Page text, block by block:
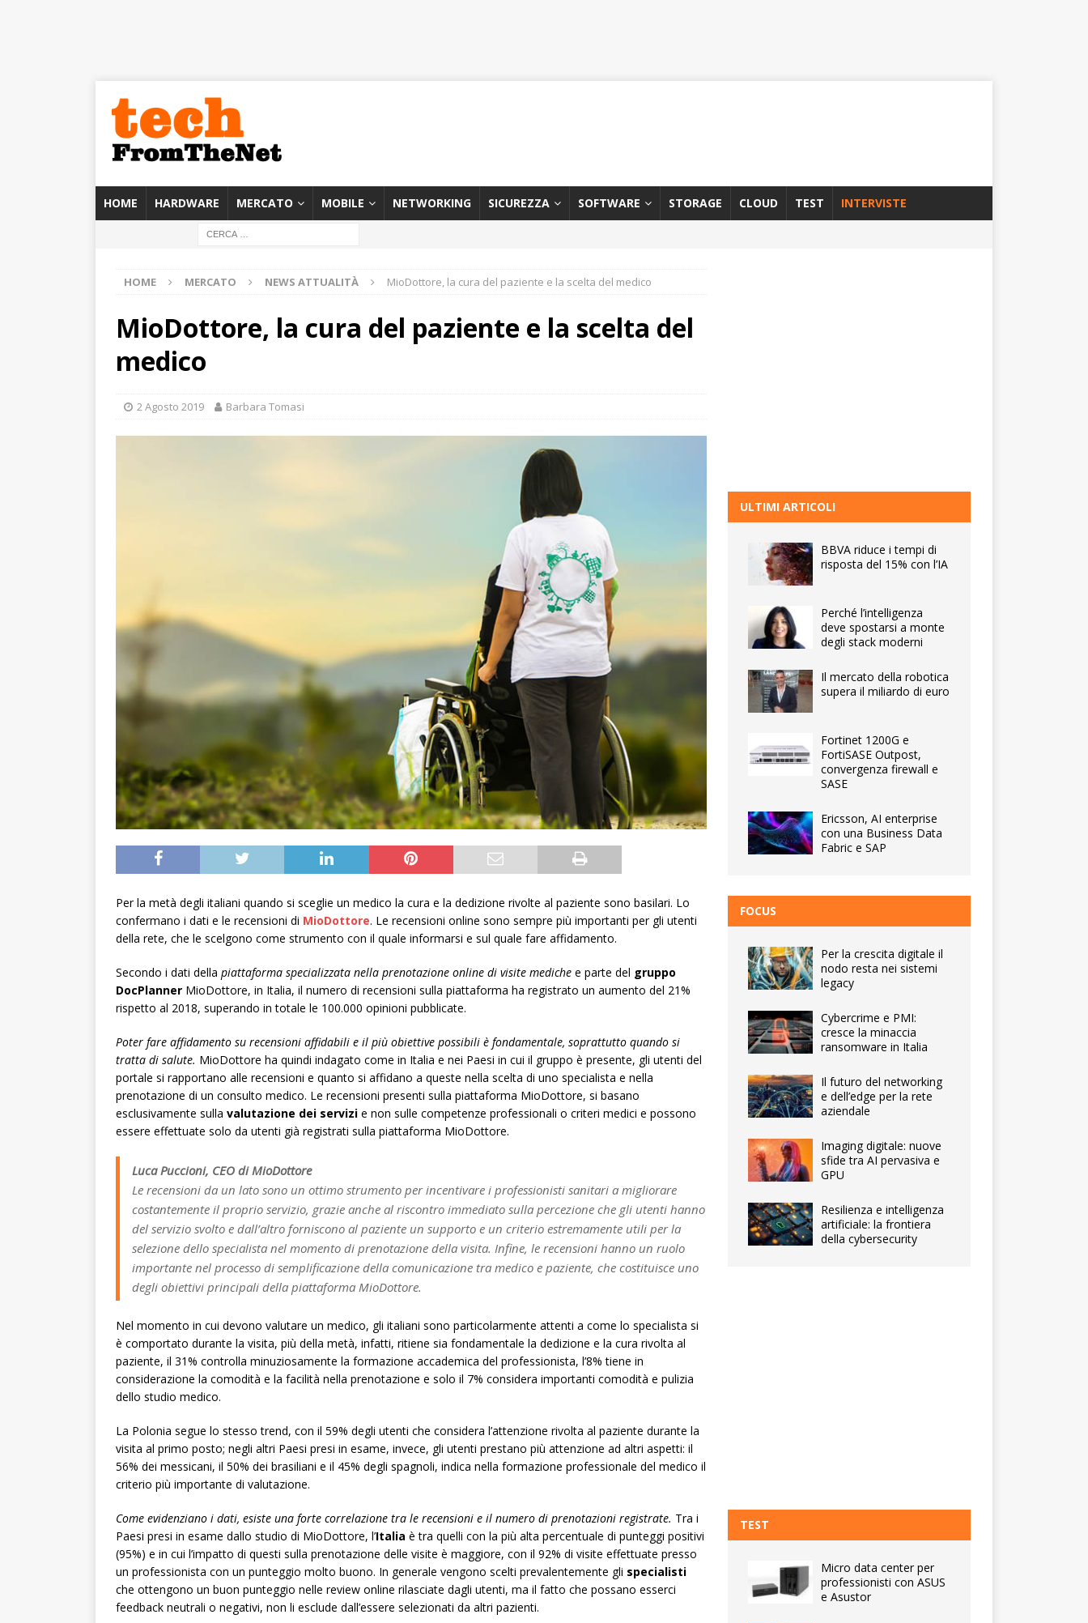
HOME HARDWARE MERCATO MOBILE NETWORKING SICUREZZA SOFTWARE STORAGE CLOUD TEST INTERVISTE
HOME MERCATO NEWS ATTUALITÀ MioDottore, la cura del paziente e la scelta del medico
MioDottore, la cura del paziente e la scelta del
medico
2 Agosto 2019 Barbara Tomasi
Per la metà degli italiani quando si sceglie un medico la cura e la dedizione rivolte al paziente sono basilari. Lo
confermano i dati e le recensioni di MioDottore. Le recensioni online sono sempre più importanti per gli utenti
della rete, che le scelgono come strumento con il quale informarsi e sul quale fare affidamento.
Secondo i dati della piattaforma specializzata nella prenotazione online di visite mediche e parte del gruppo
DocPlanner MioDottore, in Italia, il numero di recensioni sulla piattaforma ha registrato un aumento del 21%
rispetto al 2018, superando in totale le 100.000 opinioni pubblicate.
Poter fare affidamento su recensioni affidabili e il più obiettive possibili è fondamentale, soprattutto quando si
tratta di salute. MioDottore ha quindi indagato come in Italia e nei Paesi in cui il gruppo è presente, gli utenti del
portale si rapportano alle recensioni e quanto si affidano a queste nella scelta di uno specialista e nella
prenotazione di un consulto medico. Le recensioni presenti sulla piattaforma MioDottore, si basano
esclusivamente sulla valutazione dei servizi e non sulle competenze professionali o criteri medici e possono
essere effettuate solo da utenti già registrati sulla piattaforma MioDottore.
Luca Puccioni, CEO di MioDottore
Le recensioni da un lato sono un ottimo strumento per incentivare i professionisti sanitari a migliorare
costantemente il proprio servizio, grazie anche al riscontro immediato sulla percezione che gli utenti hanno
del servizio svolto e dall’altro forniscono al paziente un supporto e un criterio estremamente utili per la
selezione dello specialista nel momento di prenotazione della visita. Infine, le recensioni hanno un ruolo
importante nel processo di semplificazione della comunicazione tra medico e paziente, che costituisce uno
degli obiettivi principali della piattaforma MioDottore.
Nel momento in cui devono valutare un medico, gli italiani sono particolarmente attenti a come lo specialista si
è comportato durante la visita, più della metà, infatti, ritiene sia fondamentale la dedizione e la cura rivolta al
paziente, il 31% controlla minuziosamente la formazione accademica del professionista, l’8% tiene in
considerazione la comodità e la facilità nella prenotazione e solo il 7% considera importanti comodità e pulizia
dello studio medico.
La Polonia segue lo stesso trend, con il 59% degli utenti che considera l’attenzione rivolta al paziente durante la
visita al primo posto; negli altri Paesi presi in esame, invece, gli utenti prestano più attenzione ad altri aspetti: il
56% dei messicani, il 50% dei brasiliani e il 45% degli spagnoli, indica nella formazione professionale del medico il
criterio più importante di valutazione.
Come evidenziano i dati, esiste una forte correlazione tra le recensioni e il numero di prenotazioni registrate. Tra i
Paesi presi in esame dallo studio di MioDottore, l’Italia è tra quelli con la più alta percentuale di punteggi positivi
(95%) e in cui l’impatto di questi sulla prenotazione delle visite è maggiore, con il 92% di visite effettuate presso
un professionista con un punteggio molto buono. In generale vengono scelti prevalentemente gli specialisti
che ottengono un buon punteggio nelle review online rilasciate dagli utenti, ma il fatto che possano esserci
feedback neutrali o negativi, non li esclude dall’essere selezionati da altri pazienti.
ULTIMI ARTICOLI
BBVA riduce i tempi di
risposta del 15% con l’IA
Perché l’intelligenza
deve spostarsi a monte
degli stack moderni
Il mercato della robotica
supera il miliardo di euro
Fortinet 1200G e
FortiSASE Outpost,
convergenza firewall e
SASE
Ericsson, AI enterprise
con una Business Data
Fabric e SAP
FOCUS
Per la crescita digitale il
nodo resta nei sistemi
legacy
Cybercrime e PMI:
cresce la minaccia
ransomware in Italia
Il futuro del networking
e dell’edge per la rete
aziendale
Imaging digitale: nuove
sfide tra AI pervasiva e
GPU
Resilienza e intelligenza
artificiale: la frontiera
della cybersecurity
TEST
Micro data center per
professionisti con ASUS
e Asustor